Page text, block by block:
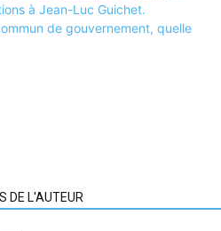
à Jean-Luc Guichet.
de gouvernement, quelle
DE L'AUTEUR